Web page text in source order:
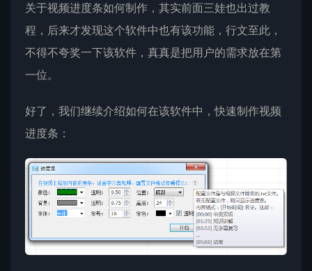
关于视频进度条如何制作，其实前面三娃也出过教
程，后来才发现这个软件中也有该功能，行文至此，
不得不夸奖一下该软件，真真是把用户的需求放在第
一位。
好了，我们继续介绍如何在该软件中，快速制作视频
进度条：